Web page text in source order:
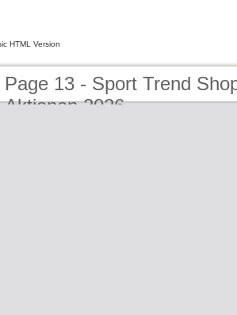
HTML Version
Page 13 - Sport Trend
Aktionen 2026